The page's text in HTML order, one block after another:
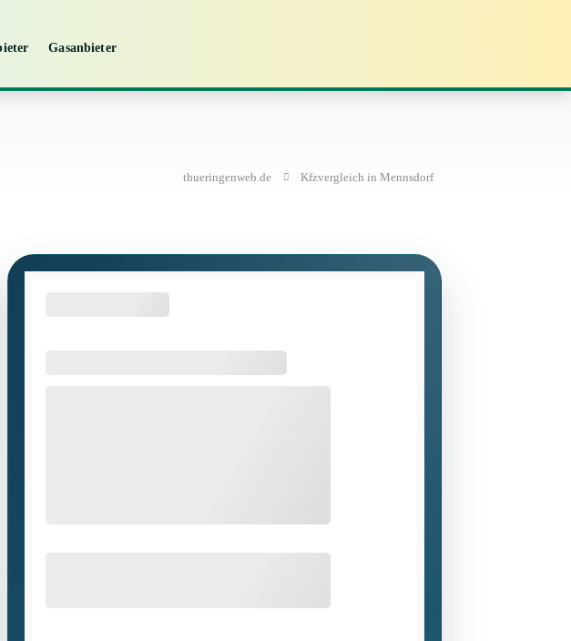
Gasanbieter
thueringenweb.de Kfzvergleich in Mennsdorf